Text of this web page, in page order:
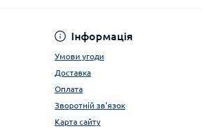
Інформація
Умови угоди
Доставка
Оплата
Зворотній зв'язок
Карта сайту